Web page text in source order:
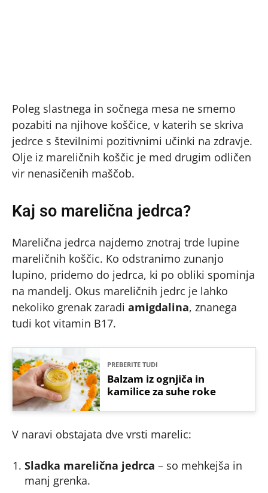
Poleg slastnega in sočnega mesa ne smemo
pozabiti na njihove koščice, v katerih se skriva
jedrce s številnimi pozitivnimi učinki na zdravje.
Olje iz mareličnih koščic je med drugim odličen
vir nenasičenih maščob.
Kaj so marelična jedrca?
Marelična jedrca najdemo znotraj trde lupine
mareličnih koščic. Ko odstranimo zunanjo
lupino, pridemo do jedrca, ki po obliki spominja
na mandelj. Okus mareličnih jedrc je lahko
nekoliko grenak zaradi amigdalina, znanega
tudi kot vitamin B17.
PREBERITE TUDI
Balzam iz ognjiča in
kamilice za suhe roke
V naravi obstajata dve vrsti marelic:
Sladka marelična jedrca – so mehkejša in
manj grenka.